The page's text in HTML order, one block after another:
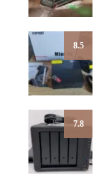
8.5
7.8